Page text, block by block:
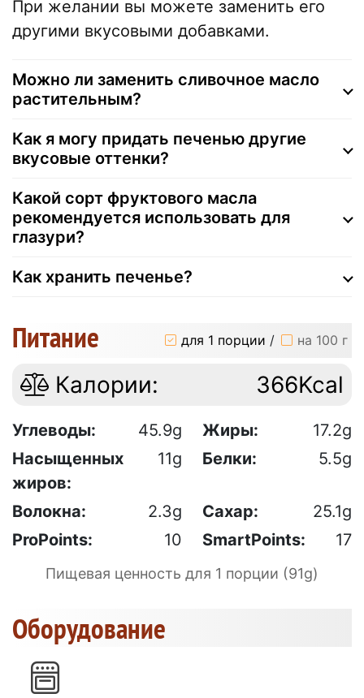
При желании вы можете заменить его
другими вкусовыми добавками.
Можно ли заменить сливочное масло
растительным?
Как я могу придать печенью другие
вкусовые оттенки?
Какой сорт фруктового масла
рекомендуется использовать для
глазури?
Как хранить печенье?
Питание для 1 порции / на 100 г
Калории: 366Kcal
Углеводы: 45.9g Жиры:
17.2g
Насыщенных
жиров:
11g Белки: 5.5g
Волокна: 2.3g Сахар:
25.1g
ProPoints:
10 SmartPoints: 17
Пищевая ценность для 1 порции (91g)
Оборудование